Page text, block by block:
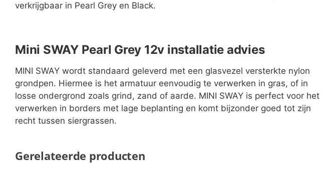
verkrijgbaar in Pearl Grey en Black.
Mini SWAY Pearl Grey 12v installatie advies
MINI SWAY wordt standaard geleverd met een glasvezel versterkte nylon
grondpen. Hiermee is het armatuur eenvoudig te verwerken in gras, of in
losse ondergrond zoals grind, zand of aarde. MINI SWAY is perfect voor het
verwerken in borders met lage beplanting en komt bijzonder goed tot zijn
recht tussen siergrassen.
Gerelateerde producten